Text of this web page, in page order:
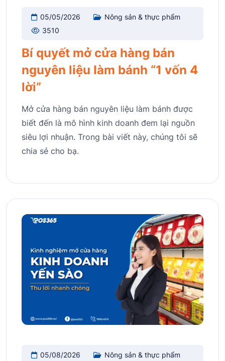
05/05/2026
Nông sản & thực phẩm
3510
Bí quyết mở cửa hàng bán
nguyên liệu làm bánh “1 vốn 4
lời”
Mở cửa hàng bán nguyên liệu làm bánh được
biết đến là mô hình kinh doanh đem lại nguồn
siêu lợi nhuận. Trong bài viết này, chúng tôi sẽ
chia sẻ cho bạ.
05/08/2026
Nông sản & thực phẩm